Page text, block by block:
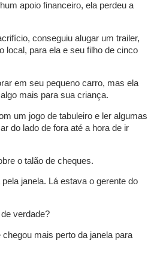
apoio financeiro, ela perdeu a
conseguiu alugar um trailer,
local, para ela e seu filho de cinco
em seu pequeno carro, mas ela
mais para sua criança.
um jogo de tabuleiro e ler algumas
do lado de fora até a hora de ir
o talão de cheques.
janela. Lá estava o gerente do
verdade?
mais perto da janela para